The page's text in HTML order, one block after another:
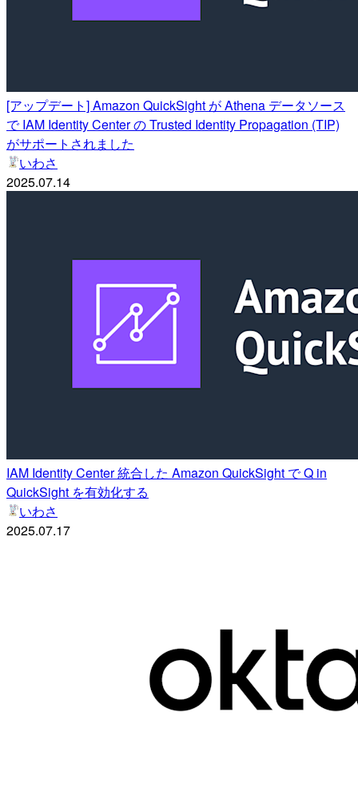
[アップデート] Amazon QuickSight が Athena データソース
で IAM Identity Center の Trusted Identity Propagation (TIP)
がサポートされました
いわさ
2025.07.14
IAM Identity Center 統合した Amazon QuickSight で Q in
QuickSight を有効化する
いわさ
2025.07.17